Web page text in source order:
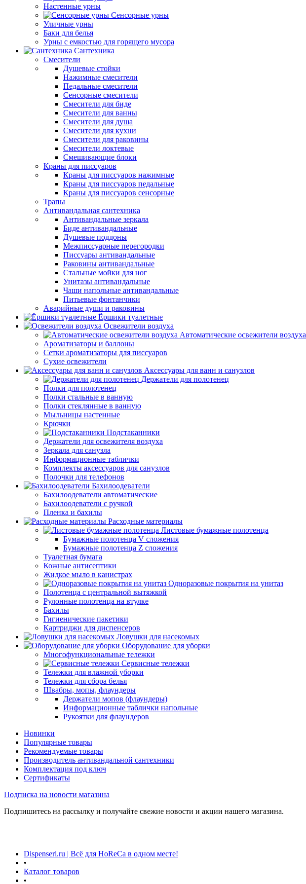
Настенные урны
Сенсорные урны
Уличные урны
Баки для белья
Урны с емкостью для горящего мусора
Сантехника
Смесители
Душевые стойки
Нажимные смесители
Педальные смесители
Сенсорные смесители
Смесители для биде
Смесители для ванны
Смесители для душа
Смесители для кухни
Смесители для раковины
Смесители локтевые
Смешивающие блоки
Краны для писсуаров
Краны для писсуаров нажимные
Краны для писсуаров педальные
Краны для писсуаров сенсорные
Трапы
Антивандальная сантехника
Антивандальные зеркала
Биде антивандальные
Душевые поддоны
Межписсуарные перегородки
Писсуары антивандальные
Раковины антивандальные
Стальные мойки для ног
Унитазы антивандальные
Чаши напольные антивандальные
Питьевые фонтанчики
Аварийные души и раковины
Ёршики туалетные
Освежители воздуха
Автоматические освежители воздуха
Ароматизаторы и баллоны
Сетки ароматизаторы для писсуаров
Сухие освежители
Аксессуары для ванн и санузлов
Держатели для полотенец
Полки для полотенец
Полки стальные в ванную
Полки стеклянные в ванную
Мыльницы настенные
Крючки
Подстаканники
Держатели для освежителя воздуха
Зеркала для санузла
Информационные таблички
Комплекты аксессуаров для санузлов
Полочки для телефонов
Бахилоодеватели
Бахилоодеватели автоматические
Бахилоодеватели с ручкой
Пленка и бахилы
Расходные материалы
Листовые бумажные полотенца
Бумажные полотенца V сложения
Бумажные полотенца Z сложения
Туалетная бумага
Кожные антисептики
Жидкое мыло в канистрах
Одноразовые покрытия на унитаз
Полотенца с центральной вытяжкой
Рулонные полотенца на втулке
Бахилы
Гигиенические пакетики
Картриджи для диспенсеров
Ловушки для насекомых
Оборудование для уборки
Многофункциональные тележки
Сервисные тележки
Тележки для влажной уборки
Тележки для сбора белья
Швабры, мопы, флаундеры
Держатели мопов (флаундеры)
Информационные таблички напольные
Рукоятки для флаундеров
Новинки
Популярные товары
Рекомендуемые товары
Производитель антивандальной сантехники
Комплектация под ключ
Сертификаты
Подписка на новости магазина
Подпишитесь на рассылку и получайте свежие новости и акции нашего магазина.
Dispenseri.ru | Всё для HoReCa в одном месте!
•
Каталог товаров
•